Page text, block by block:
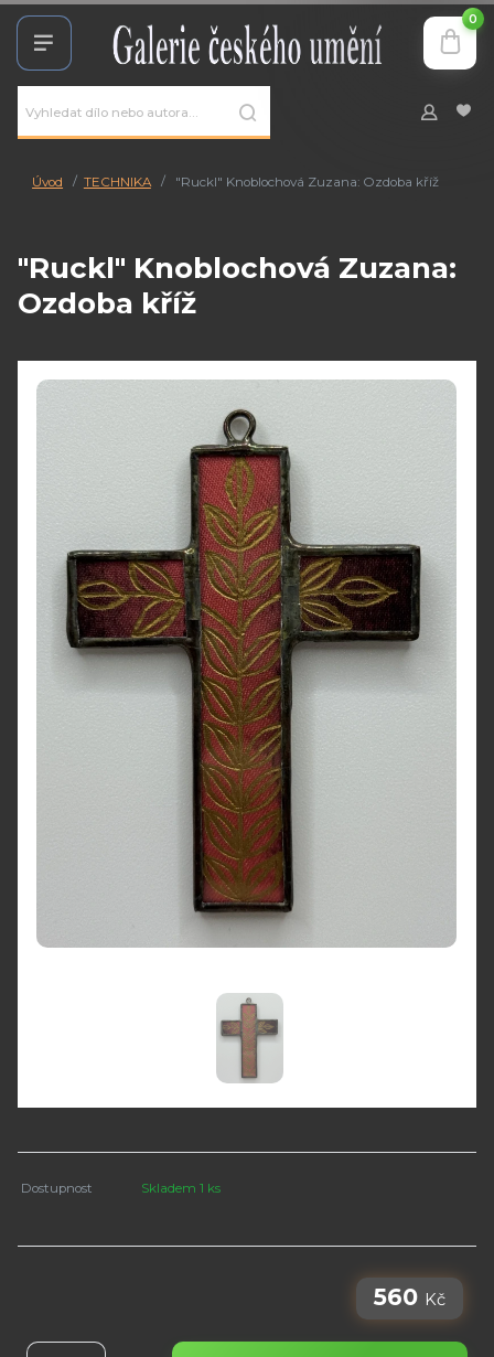
0
Úvod TECHNIKA "Ruckl" Knoblochová Zuzana: Ozdoba kříž
"Ruckl" Knoblochová Zuzana:
Ozdoba kříž
Dostupnost Skladem 1 ks
560 Kč